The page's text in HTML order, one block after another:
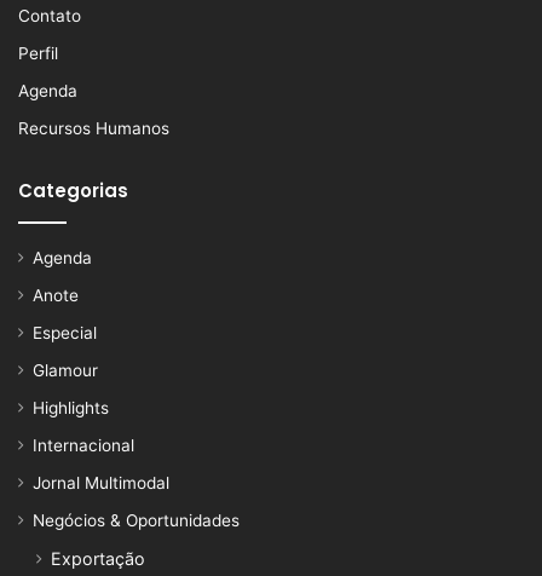
Contato
Perfil
Agenda
Recursos Humanos
Categorias
Agenda
Anote
Especial
Glamour
Highlights
Internacional
Jornal Multimodal
Negócios & Oportunidades
Exportação